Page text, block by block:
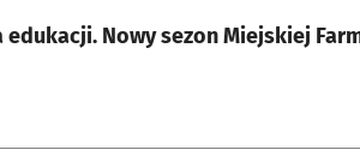
Nowy sezon Miejskiej